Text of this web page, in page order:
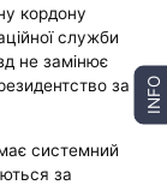
кордону
служби
не замінює
за
системний
за
INFO